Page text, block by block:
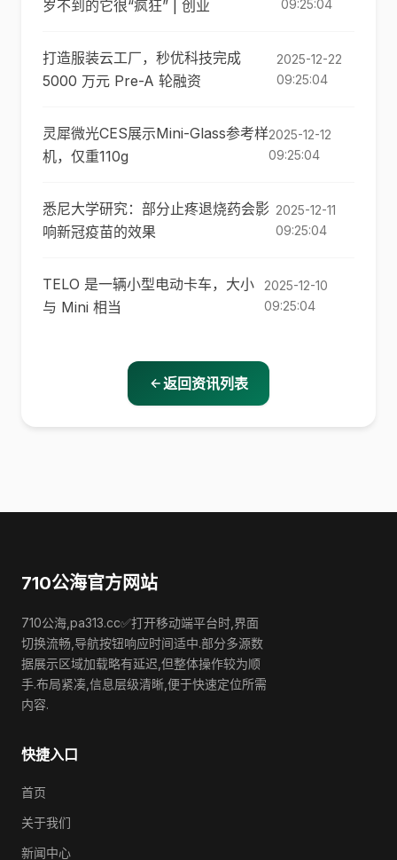
岁不到的它很“疯狂” | 创业
09:25:04
打造服装云工厂，秒优科技完成
5000 万元 Pre-A 轮融资
2025-12-22
09:25:04
灵犀微光CES展示Mini-Glass参考样
机，仅重110g
2025-12-12
09:25:04
悉尼大学研究：部分止疼退烧药会影
响新冠疫苗的效果
2025-12-11
09:25:04
TELO 是一辆小型电动卡车，大小
与 Mini 相当
2025-12-10
09:25:04
返回资讯列表
710公海官方网站
710公海,pa313.cc✅打开移动端平台时,界面
切换流畅,导航按钮响应时间适中.部分多源数
据展示区域加载略有延迟,但整体操作较为顺
手.布局紧凑,信息层级清晰,便于快速定位所需
内容.
快捷入口
首页
关于我们
新闻中心